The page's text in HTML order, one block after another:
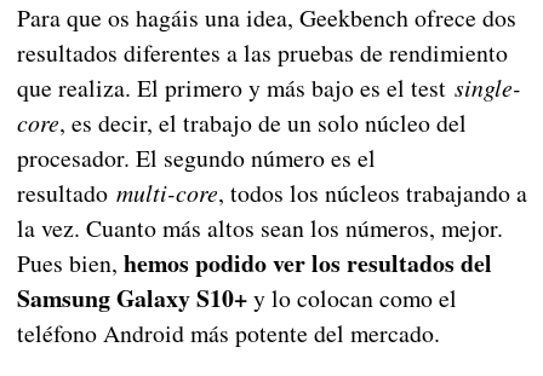
Para que os hagáis una idea, Geekbench ofrece dos
resultados diferentes a las pruebas de rendimiento
que realiza. El primero y más bajo es el test single-
core, es decir, el trabajo de un solo núcleo del
procesador. El segundo número es el
resultado multi-core, todos los núcleos trabajando a
la vez. Cuanto más altos sean los números, mejor.
Pues bien, hemos podido ver los resultados del
Samsung Galaxy S10+y lo colocan como el
teléfono Android más potente del mercado.